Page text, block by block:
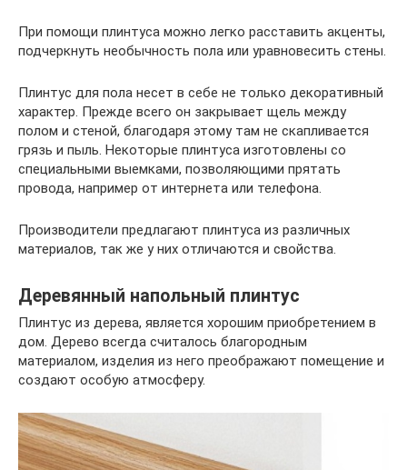
При помощи плинтуса можно легко расставить акценты,
подчеркнуть необычность пола или уравновесить стены.
Плинтус для пола несет в себе не только декоративный
характер. Прежде всего он закрывает щель между
полом и стеной, благодаря этому там не скапливается
грязь и пыль. Некоторые плинтуса изготовлены со
специальными выемками, позволяющими прятать
провода, например от интернета или телефона.
Производители предлагают плинтуса из различных
материалов, так же у них отличаются и свойства.
Деревянный напольный плинтус
Плинтус из дерева, является хорошим приобретением в
дом. Дерево всегда считалось благородным
материалом, изделия из него преображают помещение и
создают особую атмосферу.